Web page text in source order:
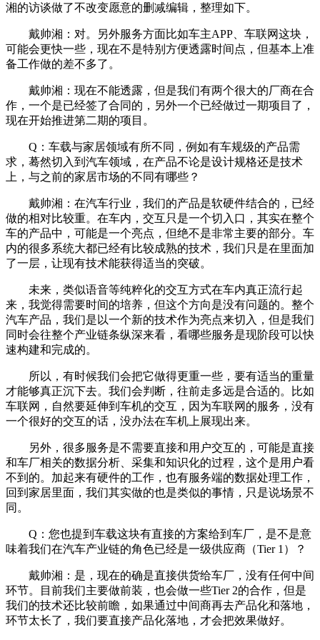
湘的访谈做了不改变愿意的删减编辑，整理如下。
戴帅湘：对。另外服务方面比如车主APP、车联网这块，
可能会更快一些，现在不是特别方便透露时间点，但基本上准
备工作做的差不多了。
戴帅湘：现在不能透露，但是我们有两个很大的厂商在合
作，一个是已经签了合同的，另外一个已经做过一期项目了，
现在开始推进第二期的项目。
Q：车载与家居领域有所不同，例如有车规级的产品需
求，蓦然切入到汽车领域，在产品不论是设计规格还是技术
上，与之前的家居市场的不同有哪些？
戴帅湘：在汽车行业，我们的产品是软硬件结合的，已经
做的相对比较重。在车内，交互只是一个切入口，其实在整个
车的产品中，可能是一个亮点，但绝不是非常主要的部分。车
内的很多系统大都已经有比较成熟的技术，我们只是在里面加
了一层，让现有技术能获得适当的突破。
未来，类似语音等纯粹化的交互方式在车内真正流行起
来，我觉得需要时间的培养，但这个方向是没有问题的。整个
汽车产品，我们是以一个新的技术作为亮点来切入，但是我们
同时会往整个产业链条纵深来看，看哪些服务是现阶段可以快
速构建和完成的。
所以，有时候我们会把它做得更重一些，要有适当的重量
才能够真正沉下去。我们会判断，往前走多远是合适的。比如
车联网，自然要延伸到车机的交互，因为车联网的服务，没有
一个很好的交互的话，没办法在车机上展现出来。
另外，很多服务是不需要直接和用户交互的，可能是直接
和车厂相关的数据分析、采集和知识化的过程，这个是用户看
不到的。加起来有硬件的工作，也有服务端的数据处理工作，
回到家居里面，我们其实做的也是类似的事情，只是说场景不
同。
Q：您也提到车载这块有直接的方案给到车厂，是不是意
味着我们在汽车产业链的角色已经是一级供应商（Tier 1）？
戴帅湘：是，现在的确是直接供货给车厂，没有任何中间
环节。目前我们主要做前装，也会做一些Tier 2的合作，但是
我们的技术还比较前瞻，如果通过中间商再去产品化和落地，
环节太长了，我们要直接产品化落地，才会把效果做好。